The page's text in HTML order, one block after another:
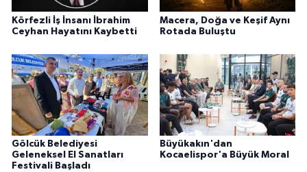
Körfezli İş İnsanı İbrahim
Ceyhan Hayatını Kaybetti
Macera, Doğa ve Keşif Aynı
Rotada Buluştu
Gölcük Belediyesi
Geleneksel El Sanatları
Festivali Başladı
Büyükakın'dan
Kocaelispor'a Büyük Moral